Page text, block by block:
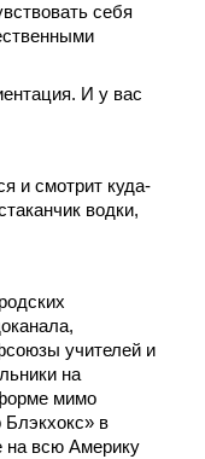
себя
И у вас
и смотрит куда-
водки,
учителей и
на
мимо
Блэкхокс» в
на всю Америку